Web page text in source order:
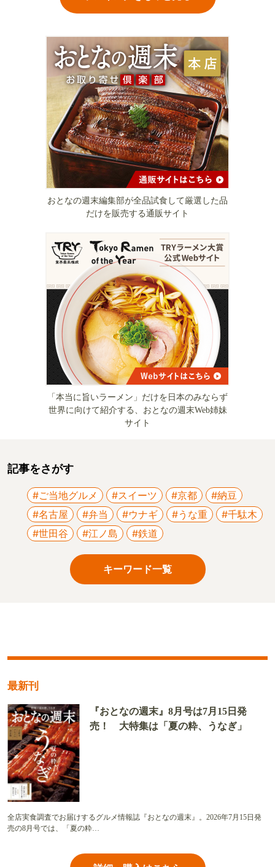
おとなの週末編集部が全品試食して厳選した品
だけを販売する通販サイト
「本当に旨いラーメン」だけを日本のみならず
世界に向けて紹介する、おとなの週末Web姉妹
サイト
記事をさがす
#ご当地グルメ #スイーツ #京都
#納豆
#名古屋
#弁当 #ウナギ #うな重
#千駄木
#世田谷
#江ノ島 #鉄道
キーワード一覧
最新刊
『おとなの週末』8月号は7月15日発
売！ 大特集は「夏の粋、うなぎ」
全店実食調査でお届けするグルメ情報誌『おとなの週末』。2026年7月15日発
売の8月号では、「夏の粋…